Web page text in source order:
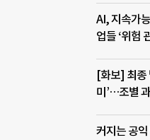
AI, 지속가
업들 ‘위험
[화보] 최종
미’…조별
커지는 공